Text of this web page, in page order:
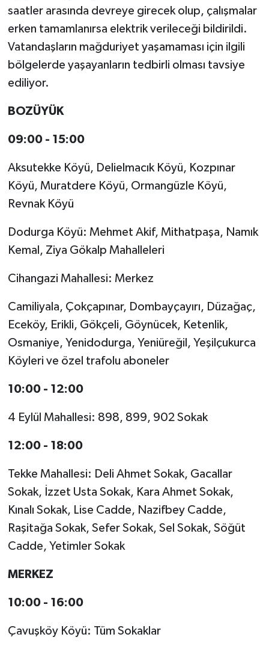
saatler arasında devreye girecek olup, çalışmalar
erken tamamlanırsa elektrik verileceği bildirildi.
Vatandaşların mağduriyet yaşamaması için ilgili
bölgelerde yaşayanların tedbirli olması tavsiye
ediliyor.
BOZÜYÜK
09:00 - 15:00
Aksutekke Köyü, Delielmacık Köyü, Kozpınar
Köyü, Muratdere Köyü, Ormangüzle Köyü,
Revnak Köyü
Dodurga Köyü: Mehmet Akif, Mithatpaşa, Namık
Kemal, Ziya Gökalp Mahalleleri
Cihangazi Mahallesi: Merkez
Camiliyala, Çokçapınar, Dombayçayırı, Düzağaç,
Eceköy, Erikli, Gökçeli, Göynücek, Ketenlik,
Osmaniye, Yenidodurga, Yeniüreğil, Yeşilçukurca
Köyleri ve özel trafolu aboneler
10:00 - 12:00
4 Eylül Mahallesi: 898, 899, 902 Sokak
12:00 - 18:00
Tekke Mahallesi: Deli Ahmet Sokak, Gacallar
Sokak, İzzet Usta Sokak, Kara Ahmet Sokak,
Kınalı Sokak, Lise Cadde, Nazifbey Cadde,
Raşitağa Sokak, Sefer Sokak, Sel Sokak, Söğüt
Cadde, Yetimler Sokak
MERKEZ
10:00 - 16:00
Çavuşköy Köyü: Tüm Sokaklar